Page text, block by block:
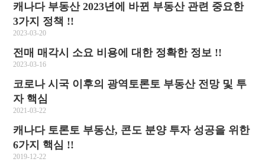
캐나다 부동산 2023년에 바뀐 부동산 관련 중요한
3가지 정책 !!
2023-03-20
전매 매각시 소요 비용에 대한 정확한 정보 !!
2023-03-16
코로나 시국 이후의 광역토론토 부동산 전망 및 투
자 핵심
2021-03-22
캐나다 토론토 부동산, 콘도 분양 투자 성공을 위한
6가지 핵심 !!
2019-12-22